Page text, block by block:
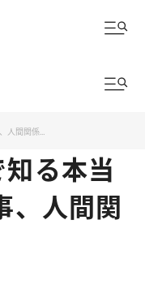
人間関係…
知る本当
、人間関